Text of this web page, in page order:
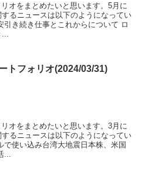
オをまとめたいと思います。5月に
るニュースは以下のようになってい
引き続き仕事とこれからについて ロ
トフォリオ(2024/03/31)
オをまとめたいと思います。3月に
るニュースは以下のようになってい
で使い込み台湾大地震日本株、米国
...